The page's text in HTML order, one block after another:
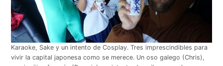
Karaoke, Sake y un intento de Cosplay. Tres imprescindibles para
vivir la capital japonesa como se merece. Un oso galego (Chris),